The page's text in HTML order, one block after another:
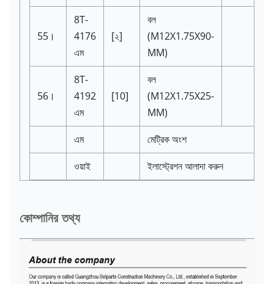
55।
8T-
4176
এম
[২]
বল
(M12X1.75X90-
MM)
56।
8T-
4192
এম
[10]
বল
(M12X1.75X25-
MM)
এম
মেট্রিক অংশ
ওয়াই
ইলাস্ট্রেশন আলাদা করুন
কোম্পানির তথ্য